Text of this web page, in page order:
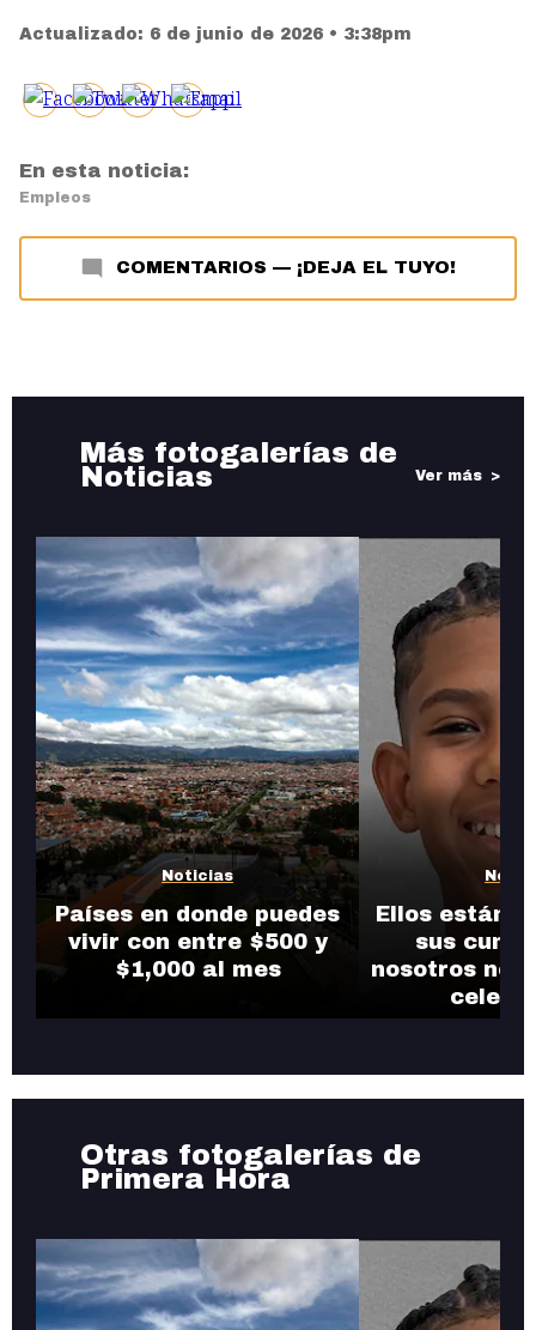
Actualizado: 6 de junio de 2026 • 3:38pm
En esta noticia:
Empleos
COMENTARIOS — ¡DEJA EL TUYO!
Más fotogalerías de
Noticias Ver más
Noticias
Países en donde puedes
vivir con entre $500 y
$1,000 al mes
Ellos están
sus
nosotros nos
Otras fotogalerías de
Primera Hora